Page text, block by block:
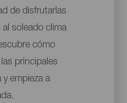
de disfrutarlas
soleado clima
cómo
principales
y empieza a